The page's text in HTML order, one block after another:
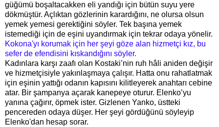
güğümü boşaltacakken eli yandığı için bütün suyu yere
dökmüştür. Açlıktan gözlerinin karardığını, ne olursa olsun
yemek yemesi gerektiğini söyler. Tek başına yemek
istemediği için de eşini uyandırmak için tekrar odaya yönelir.
Kokona'yı korumak için her şeyi göze alan hizmetçi kız, bu
sefer de efendisini kıskandığını söyler.
Kadınlara karşı zaafı olan Kostaki’nin ruh hâli aniden değişir
ve hizmetçisiyle yakınlaşmaya çalışır. Hatta onu rahatlatmak
için eşinin yattığı odanın kapısını kilitleyerek anahtarı cebine
atar. Bir şampanya açarak kanepeye oturur. Elenko’yu
yanına çağırır, öpmek ister. Gizlenen Yanko, üstteki
pencereden odaya düşer. Her şeyi gördüğünü söyleyip
Elenko'dan hesap sorar.